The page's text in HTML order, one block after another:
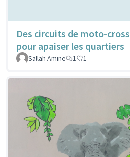
Des circuits de moto-cross
pour apaiser les quartiers
Sallah Amine
1 1